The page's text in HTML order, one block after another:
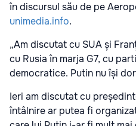
în discursul său de pe
unimedia.info.
„Am discutat cu SUA și
cu Rusia în marja G7, cu
democratice. Putin nu își
Ieri am discutat cu
întâlnire ar putea fi